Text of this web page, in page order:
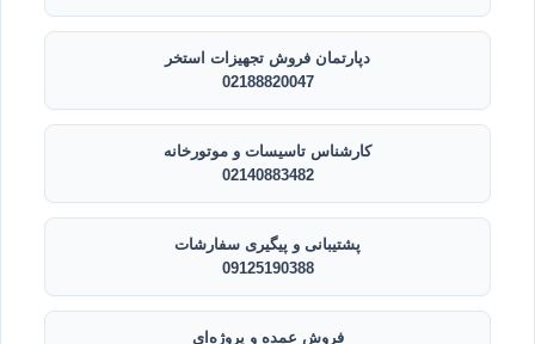
دپارتمان فروش تجهیزات استخر
02188820047
کارشناس تاسیسات و موتورخانه
02140883482
پشتیبانی و پیگیری سفارشات
09125190388
فروش عمده و پروژه‌ای